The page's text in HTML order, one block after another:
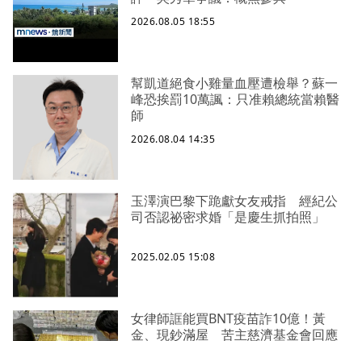
2026.08.05 18:55
幫凱道絕食小雞量血壓遭檢舉？蘇一
峰恐挨罰10萬諷：只准賴總統當賴醫
師
2026.08.04 14:35
玉澤演巴黎下跪獻女友戒指 經紀公
司否認祕密求婚「是慶生抓拍照」
2025.02.05 15:08
女律師誆能買BNT疫苗詐10億！黃
金、現鈔滿屋 苦主慈濟基金會回應